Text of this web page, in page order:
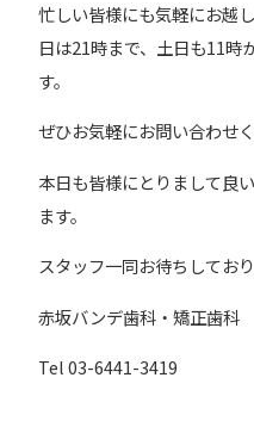
忙しい皆様にも気軽にお越
日は21時まで、土日も11時
す。
ぜひお気軽にお問い合わせく
本日も皆様にとりまして良
ます。
スタッフ一同お待ちしており
赤坂バンデ歯科・矯正歯科
Tel 03-6441-3419